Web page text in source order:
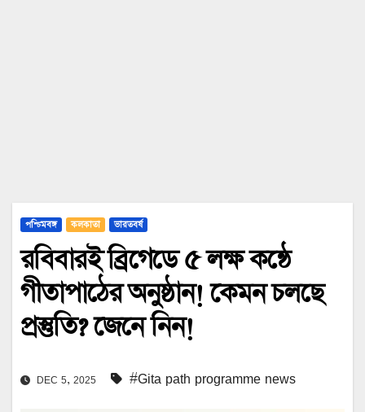
পশ্চিমবঙ্গ কলকাতা ভারতবর্ষ
রবিবারই ব্রিগেডে ৫ লক্ষ কন্ঠে
গীতাপাঠের অনুষ্ঠান! কেমন চলছে
প্রস্তুতি? জেনে নিন!
DEC 5, 2025 #Gita path programme news